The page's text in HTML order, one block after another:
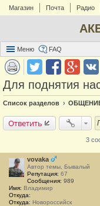
Магазин Почта Радио
Меню FAQ
Для поднятия
Список разделов
Ответить
3
vovaka
Автор темы, Бывалый
Репутация: 67
Сообщения: 989
Имя: Владимир
Откуда:
Откуда: Новороссийск